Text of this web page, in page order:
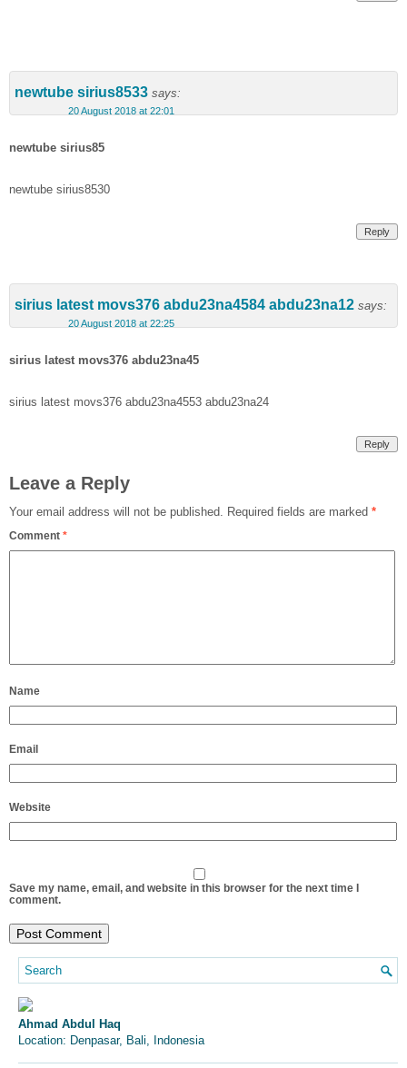
newtube sirius8533 says:
20 August 2018 at 22:01
newtube sirius85
newtube sirius8530
Reply
sirius latest movs376 abdu23na4584 abdu23na12 says:
20 August 2018 at 22:25
sirius latest movs376 abdu23na45
sirius latest movs376 abdu23na4553 abdu23na24
Reply
Leave a Reply
Your email address will not be published. Required fields are marked *
Comment *
Name
Email
Website
Save my name, email, and website in this browser for the next time I
comment.
Ahmad Abdul Haq
Location: Denpasar, Bali, Indonesia